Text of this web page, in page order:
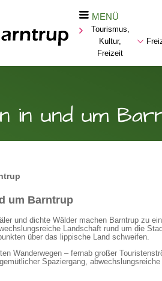
MENÜ
Tourismus,
Kultur,
Freizeit
in und um
um Barntrup
und dichte Wälder machen Barntrup zu
Landschaft rund um die
über das lippische Land schweifen.
Wanderwegen – fernab großer
Spaziergang,